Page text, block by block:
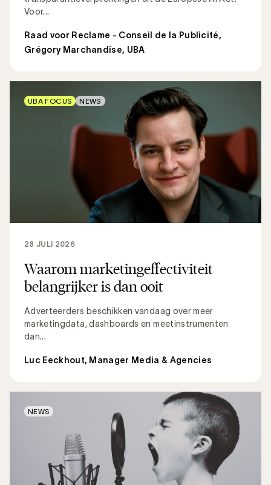
Voor...
Raad voor Reclame - Conseil de la Publicité,
Grégory Marchandise, UBA
Waarom marketingeffectiviteit
belangrijker is dan ooit
Adverteerders beschikken vandaag over meer
marketingdata, dashboards en meetinstrumenten
dan...
28 JULI 2026
Luc Eeckhout, Manager Media & Agencies
UBA FOCUS NEWS
NEWS